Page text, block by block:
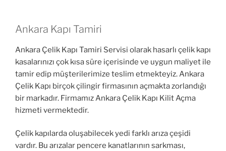
Ankara Kapı Tamiri
Ankara Çelik Kapı Tamiri Servisi olarak hasarlı çelik kapı
kasalarınızı çok kısa süre içerisinde ve uygun maliyet ile
tamir edip müşterilerimize teslim etmekteyiz. Ankara
Çelik Kapı birçok çilingir firmasının açmakta zorlandığı
bir markadır. Firmamız Ankara Çelik Kapı Kilit Açma
hizmeti vermektedir.
Çelik kapılarda oluşabilecek yedi farklı arıza çeşidi
vardır. Bu arızalar pencere kanatlarının sarkması,